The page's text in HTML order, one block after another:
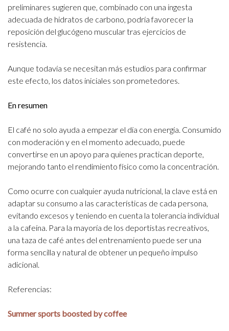
preliminares sugieren que, combinado con una ingesta
adecuada de hidratos de carbono, podría favorecer la
reposición del glucógeno muscular tras ejercicios de
resistencia.
Aunque todavía se necesitan más estudios para confirmar
este efecto, los datos iniciales son prometedores.
En resumen
El café no solo ayuda a empezar el día con energía. Consumido
con moderación y en el momento adecuado, puede
convertirse en un apoyo para quienes practican deporte,
mejorando tanto el rendimiento físico como la concentración.
Como ocurre con cualquier ayuda nutricional, la clave está en
adaptar su consumo a las características de cada persona,
evitando excesos y teniendo en cuenta la tolerancia individual
a la cafeína. Para la mayoría de los deportistas recreativos,
una taza de café antes del entrenamiento puede ser una
forma sencilla y natural de obtener un pequeño impulso
adicional.
Referencias:
Summer sports boosted by coffee